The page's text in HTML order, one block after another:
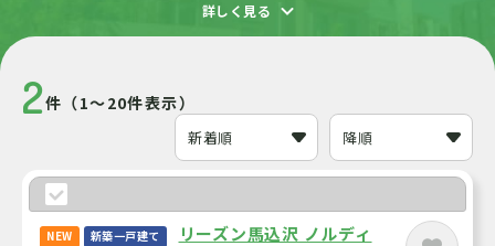
詳しく見る
2件（1～20件表示）
NEW 新築一戸建て
リーズン馬込沢 ノルディ